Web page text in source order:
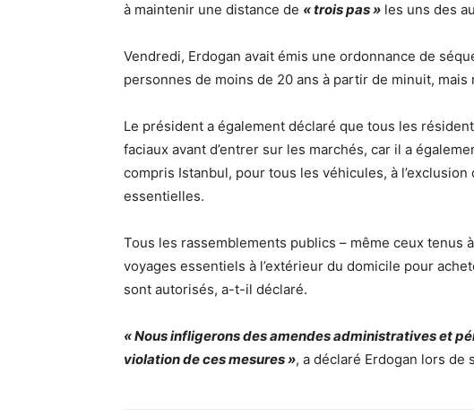
à maintenir une distance de « trois pas » les uns des
Vendredi, Erdogan avait émis une ordonnance de
personnes de moins de 20 ans à partir de minuit, mais
Le président a également déclaré que tous les
faciaux avant d’entrer sur les marchés, car il a
compris Istanbul, pour tous les véhicules, à
essentielles.
Tous les rassemblements publics – même ceux tenus
voyages essentiels à l’extérieur du domicile pour
sont autorisés, a-t-il déclaré.
« Nous infligerons des amendes administratives et
violation de ces mesures », a déclaré Erdogan lors de